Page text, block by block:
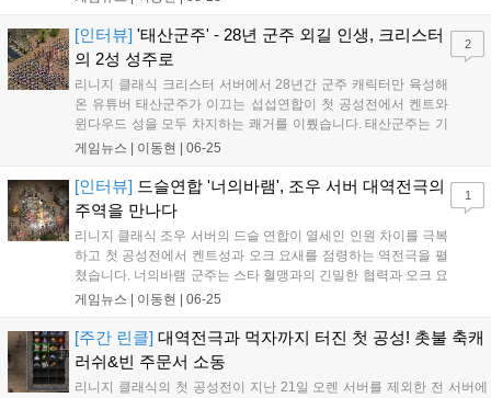
선을 다하겠다고 전했다. 원재는 케이 군주와의 깊은 신뢰를 바탕
으로 팬들에게 감사 인사를 남겼다....
[인터뷰] '태산군주' - 28년 군주 외길 인생, 크리스터
의 2성 성주로
리니지 클래식 크리스터 서버에서 28년간 군주 캐릭터만 육성해
온 유튜버 태산군주가 이끄는 섭섭연합이 첫 공성전에서 켄트와
윈다우드 성을 모두 차지하는 쾌거를 이뤘습니다. 태산군주는 기
만 전술과 적의 동선 예측을 통해 2성 확보라는 목표를 달성했으
후 공성전에서도 승리를 목표로 하되 유저들이 낭만을 즐길 수 있
는 안정적인 운영을 당부했습니다....
게임뉴스 | 이동현 06-25
2
[인터뷰] 드슬연합 '너의바램', 조우 서버 대역전극의
주역을 만나다
리니지 클래식 조우 서버의 드슬 연합이 열세인 인원 차이를 극복
하고 첫 공성전에서 켄트성과 오크 요새를 점령하는 역전극을 펼
쳤습니다. 너의바램 군주는 스타 혈맹과의 긴밀한 협력과 오크 요
새를 기습 점령하는 전략적 판단이 주효했다고 밝혔습니다. 오는
드슬 연합은 다음 공성전에서도 최선을 다해 좋은 결과를 만들겠
다는 각오를 전했습니다. 이번 승리는 동맹 혈맹 간의 단합과 치
밀한 전술 운용이 만들어낸 값진 성과로 평가받고 있습니다....
게임뉴스 | 이동현 06-25
1
[주간 린클] 대역전극과 먹자까지 터진 첫 공성! 촛불 축캐
러쉬&빈 주문서 소동
리니지 클래식의 첫 공성전이 지난 21일 오렌 서버를 제외한 전 서버에